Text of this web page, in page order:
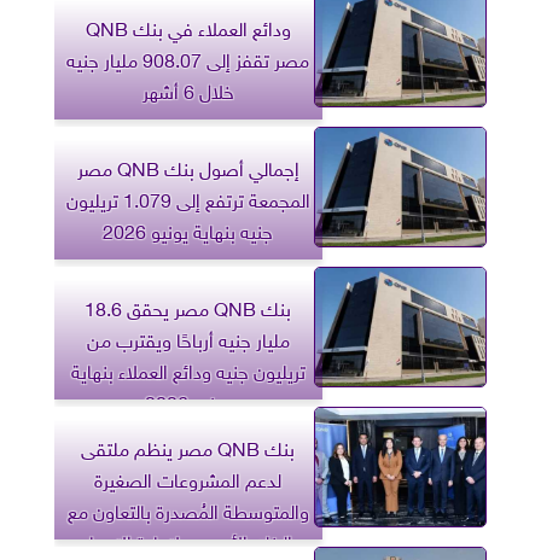
ودائع العملاء في بنك QNB
مصر تقفز إلى 908.07 مليار جنيه
خلال 6 أشهر
إجمالي أصول بنك QNB مصر
المجمعة ترتفع إلى 1.079 تريليون
جنيه بنهاية يونيو 2026
بنك QNB مصر يحقق 18.6
مليار جنيه أرباحًا ويقترب من
تريليون جنيه ودائع العملاء بنهاية
يونيو 2026
بنك QNB مصر ينظم ملتقى
لدعم المشروعات الصغيرة
والمتوسطة المُصدرة بالتعاون مع
البنك الأوروبي لإعادة الإعمار